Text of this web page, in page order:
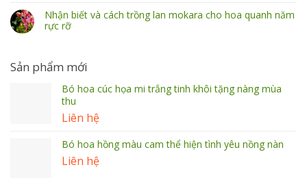
Nhận biết và cách trồng lan mokara cho hoa quanh năm
rực rỡ
Sản phẩm mới
Bó hoa cúc họa mi trắng tinh khôi tặng nàng mùa
thu
Liên hệ
Bó hoa hồng màu cam thể hiện tình yêu nồng nàn
Liên hệ